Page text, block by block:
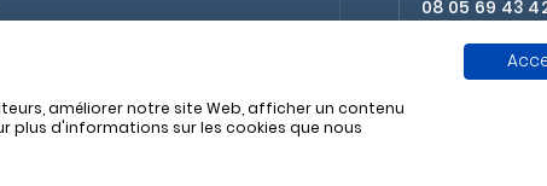
08 05 69 43
811 829 662
améliorer notre site Web, afficher un contenu
plus d'informations sur les cookies que nous